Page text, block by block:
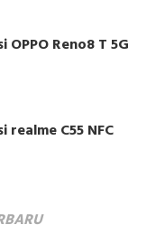
Reno8 T 5G
realme C55 NFC